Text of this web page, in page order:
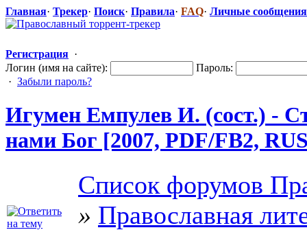
Главная· Трекер· Поиск· Правила· FAQ· Личные сообщения
Регистрация ·
Логин (имя на сайте):
Пароль:
· Забыли пароль?
Игумен Емпулев И. (сост.) -
нами Бог [2007, PDF/FB2,
Список форумов
» Православная